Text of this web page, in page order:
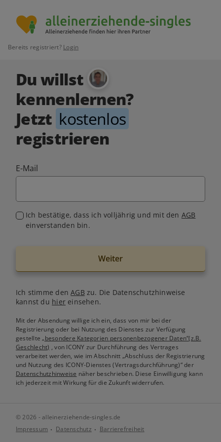
Bereits registriert? Login
Du willst
kennenlernen?
Jetzt kostenlos
registrieren
E-Mail
Ich bestätige, dass ich volljährig und mit den AGB
einverstanden bin.
Weiter
Ich stimme denAGB zu. Die Datenschutzhinweise
kannst du hiereinsehen.
Mit der Absendung willige ich ein, dass von mir bei der
Registrierung oder bei Nutzung des Dienstes zur Verfügung
gestellte„besondere Kategorien personenbezogener Daten“(z.B.
Geschlecht) , von ICONY zur Durchführung des Vertrages
verarbeitet werden, wie im Abschnitt „Abschluss der Registrierung
und Nutzung des ICONY-Dienstes (Vertragsdurchführung)“ der
Datenschutzhinweise näher beschrieben. Diese Einwilligung kann
ich jederzeit mit Wirkung für die Zukunft widerrufen.
© 2026 - alleinerziehende-singles.de
Impressum
Datenschutz Barrierefreiheit